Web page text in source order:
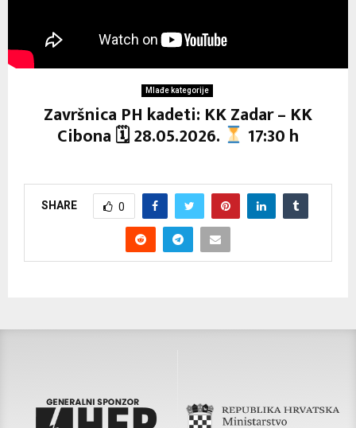
Mlađe kategorije
Završnica PH kadeti: KK Zadar – KK
Cibona 🗓 28.05.2026. 17:30 h
SHARE 0